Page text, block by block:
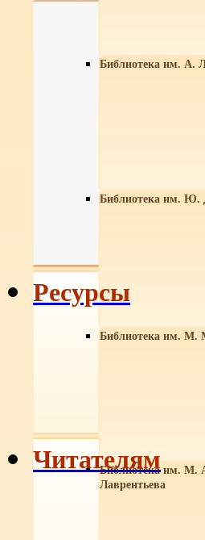
Библиотека им. А.
Библиотека им. Ю.
Библиотека им. М.
Библиотека им. М.
Лаврентьева
Ресурсы
Читателям